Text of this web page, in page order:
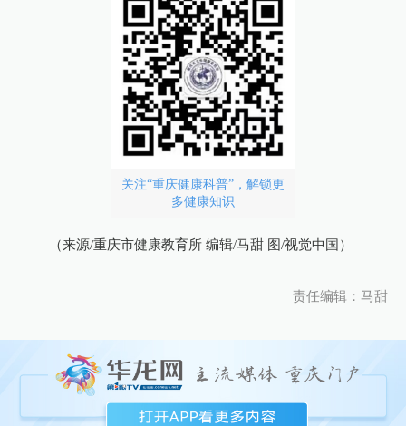
关注“重庆健康科普”，解锁更
多健康知识
（来源/重庆市健康教育所 编辑/马甜 图/视觉中国）
责任编辑：马甜